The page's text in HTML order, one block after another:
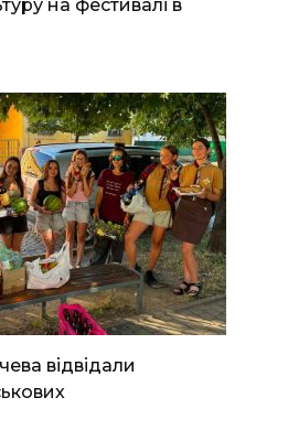
на фестивалі в
відвідали